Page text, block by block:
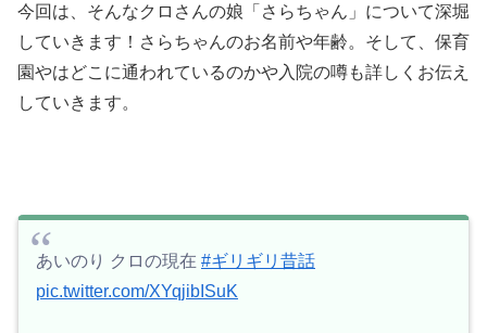
今回は、そんなクロさんの娘「さらちゃん」について深堀
していきます！さらちゃんのお名前や年齢。そして、保育
園やはどこに通われているのかや入院の噂も詳しくお伝え
していきます。
あいのり クロの現在 #ギリギリ昔話
pic.twitter.com/XYqjibISuK